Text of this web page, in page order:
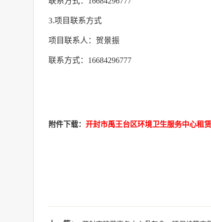
3.项目联系方式
项目联系人：贺景振
联系方式： 16684296777
附件下载： 开封市禹王台区环境卫生服务中心租